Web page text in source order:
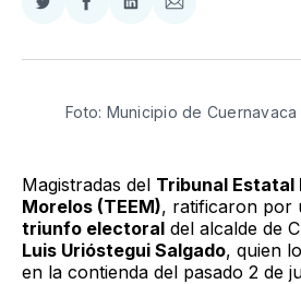
Compartir
Twitter
Compartir
Facebook
Compartir
LinkedIn
Compartir
Email
Foto: Municipio de Cuernavaca
Magistradas del Tribunal Estatal
Morelos (TEEM), ratificaron por
triunfo electoral del alcalde de
Luis Urióstegui Salgado, quien
en la contienda del pasado 2 de